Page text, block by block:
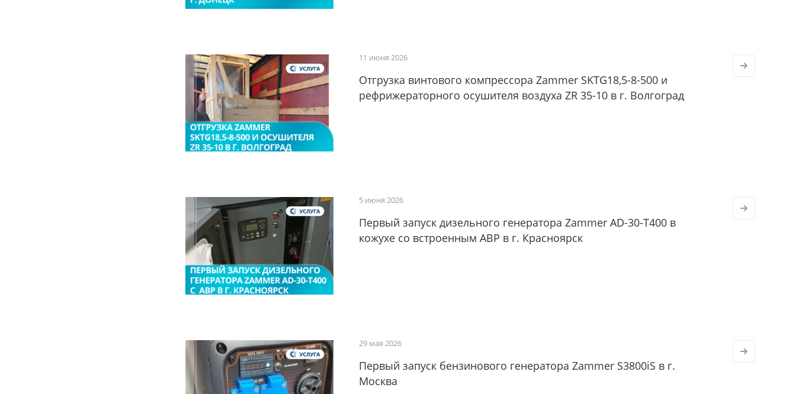
11 июня 2026
Отгрузка винтового компрессора Zammer SKTG18,5-8-500 и
рефрижераторного осушителя воздуха ZR 35-10 в г. Волгоград
5 июня 2026
Первый запуск дизельного генератора Zammer AD-30-Т400 в
кожухе со встроенным АВР в г. Красноярск
29 мая 2026
Первый запуск бензинового генератора Zammer S3800iS в г.
Москва